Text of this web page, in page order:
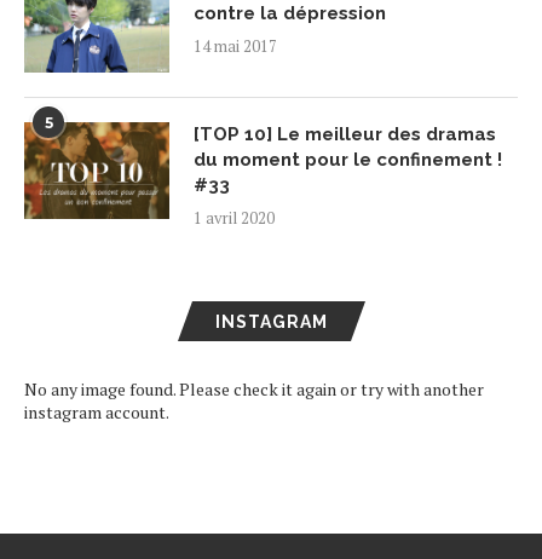
contre la dépression
14 mai 2017
5
[TOP 10] Le meilleur des dramas
du moment pour le confinement !
#33
1 avril 2020
INSTAGRAM
No any image found. Please check it again or try with another
instagram account.